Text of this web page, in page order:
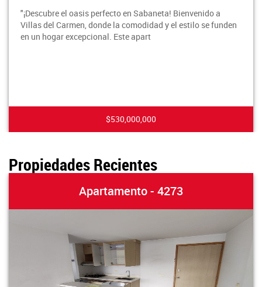
"¡Descubre el oasis perfecto en Sabaneta! Bienvenido a
Villas del Carmen, donde la comodidad y el estilo se funden
en un hogar excepcional. Este apart
$530,000,000
Propiedades Recientes
Apartamento - 4273